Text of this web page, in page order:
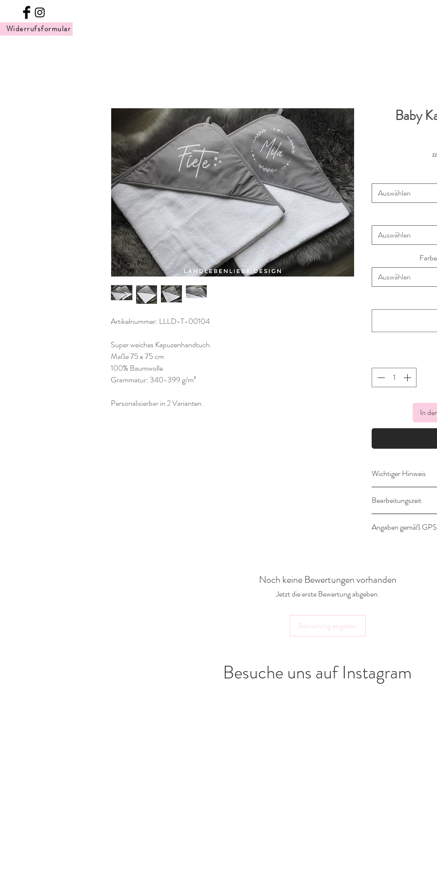
Widerrufsformular
Artikelnummer: LLLD-T-00104
Super weiches Kapuzenhandtuch.
Maße 75 x 75 cm
100% Baumwolle
Grammatur: 340-399 g/m²
Personalisierbar in 2 Varianten.
Baby
Auswählen
Auswählen
Auswählen
In
Wichtiger Hinweis
ist daher
Bearbeitungszeit
Angaben gemäß
Landlebenliebe Design
Gräfter Weg 18a
Noch keine Bewertungen vorhanden
Jetzt die erste Bewertung abgeben.
Bewertung abgeben
Besuche uns auf Instagram